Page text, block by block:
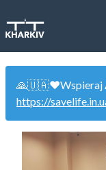
🙏🇺🇦❤️Wspieraj
https://